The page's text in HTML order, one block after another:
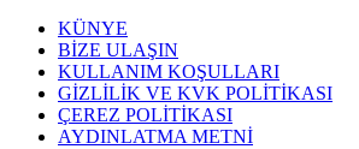
KÜNYE
BİZE ULAŞIN
KULLANIM KOŞULLARI
GİZLİLİK VE KVK POLİTİKASI
ÇEREZ POLİTİKASI
AYDINLATMA METNİ